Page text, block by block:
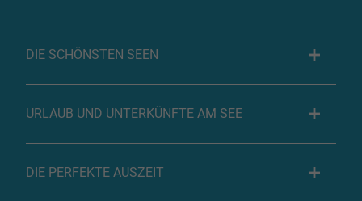
DIE SCHÖNSTEN SEEN
URLAUB UND UNTERKÜNFTE AM SEE
DIE PERFEKTE AUSZEIT